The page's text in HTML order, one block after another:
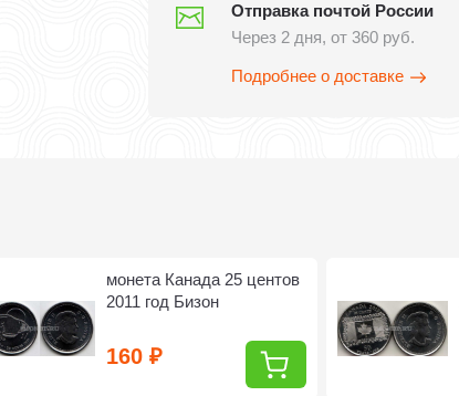
Отправка почтой России
Через 2 дня, от 360 руб.
Подробнее о доставке
монета Канада 25 центов
2011 год Бизон
160₽